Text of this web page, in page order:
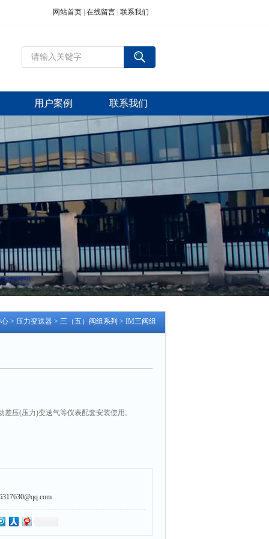
网站首页 在线留言 联系我们
用户案例 联系我们
心 > 压力变送器 > 三（五）阀组系列 > IM三阀组
差压(压力)变送气等仪表配套安装使用。